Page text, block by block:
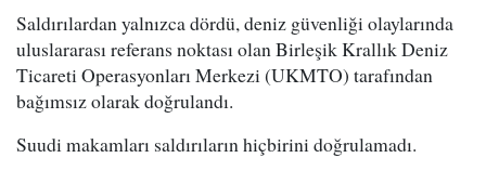
Saldırılardan yalnızca dördü, deniz güvenliği olaylarında
uluslararası referans noktası olan Birleşik Krallık Deniz
Ticareti Operasyonları Merkezi (UKMTO) tarafından
bağımsız olarak doğrulandı.
Suudi makamları saldırıların hiçbirini doğrulamadı.